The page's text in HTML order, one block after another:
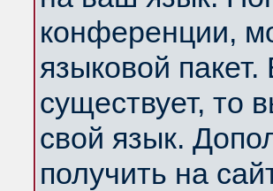
конференции,
языковой пакет.
существует, то
свой язык.
получить на